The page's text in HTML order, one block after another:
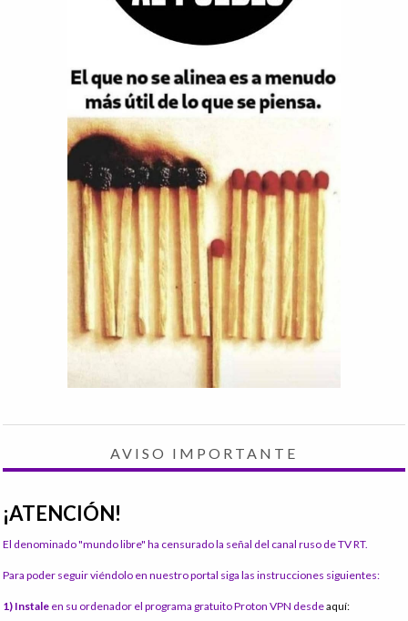
AVISO IMPORTANTE
¡ATENCIÓN!
El denominado "mundo libre" ha censurado la señal del canal ruso de TV RT.
Para poder seguir viéndolo en nuestro portal siga las instrucciones siguientes:
1) Instale en su ordenador el programa gratuito Proton VPN desdeaquí: